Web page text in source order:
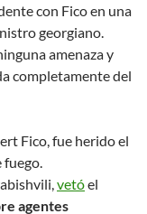
con Fico en una
georgiano.
amenaza y
completamente del
Fico, fue herido el
fuego.
vetóel
agentes